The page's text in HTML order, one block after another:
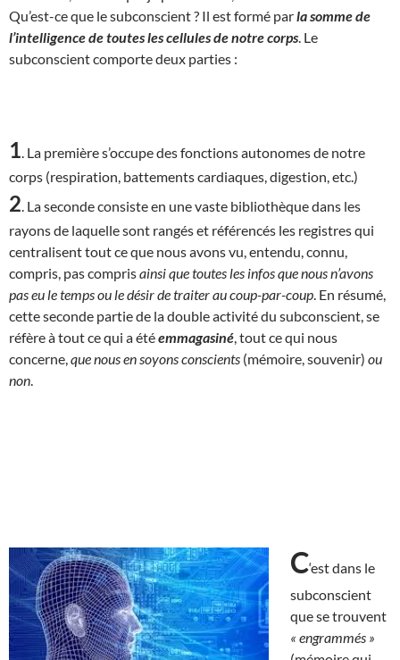
Qu’est-ce que le subconscient ? Il est formé parla somme de
l’intelligence de toutes les cellules de notre corps . Le
subconscient comporte deux parties :
1 . La première s’occupe des fonctions autonomes de notre
corps (respiration, battements cardiaques, digestion, etc.)
2 . La seconde consiste en une vaste bibliothèque dans les
rayons de laquelle sont rangés et référencés les registres qui
centralisent tout ce que nous avons vu, entendu, connu,
compris, pas comprisainsi que toutes les infos que nous n’avons
pas eu le temps ou le désir de traiter au coup-par-coup . En résumé,
cette seconde partie de la double activité du subconscient, se
réfère à tout ce qui a étéemmagasiné , tout ce qui nous
concerne, que nous en soyons conscients (mémoire, souvenir) ou
non
C‘est dans le
subconscient
que se trouvent
« engrammés »